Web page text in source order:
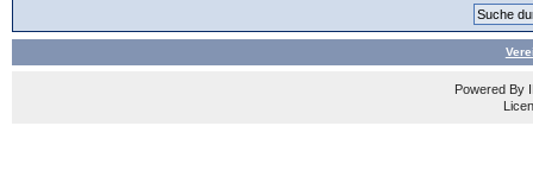
Powered By